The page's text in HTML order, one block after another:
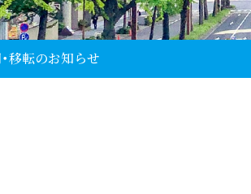
移転のお知らせ